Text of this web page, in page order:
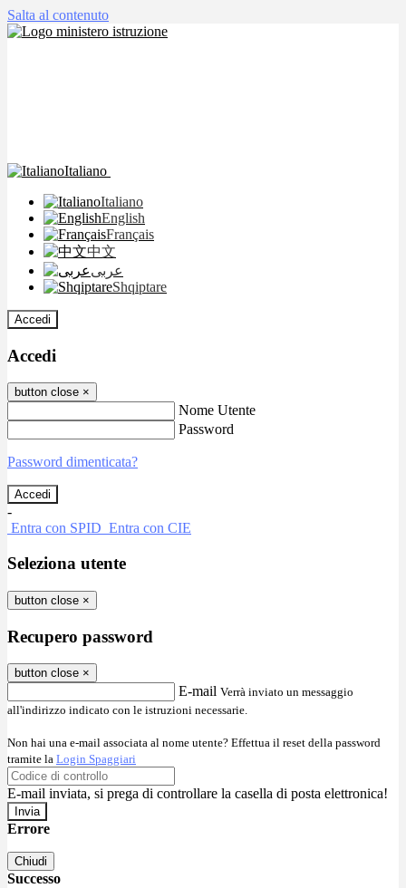
Salta al contenuto
Italiano
Italiano
English
Français
中文
عربى
Shqiptare
Accedi
Accedi
button close ×
Nome Utente
Password
Password dimenticata?
-
Entra con SPID Entra con CIE
Seleziona utente
button close ×
Recupero password
button close ×
E-mail Verrà inviato un messaggio
all'indirizzo indicato con le istruzioni necessarie.
Non hai una e-mail associata al nome utente? Effettua il reset della password
tramite la Login Spaggiari
E-mail inviata, si prega di controllare la casella di posta elettronica!
Errore
Chiudi
Successo